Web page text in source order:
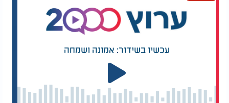
עכשיו בשידור: אמונה ושמחה